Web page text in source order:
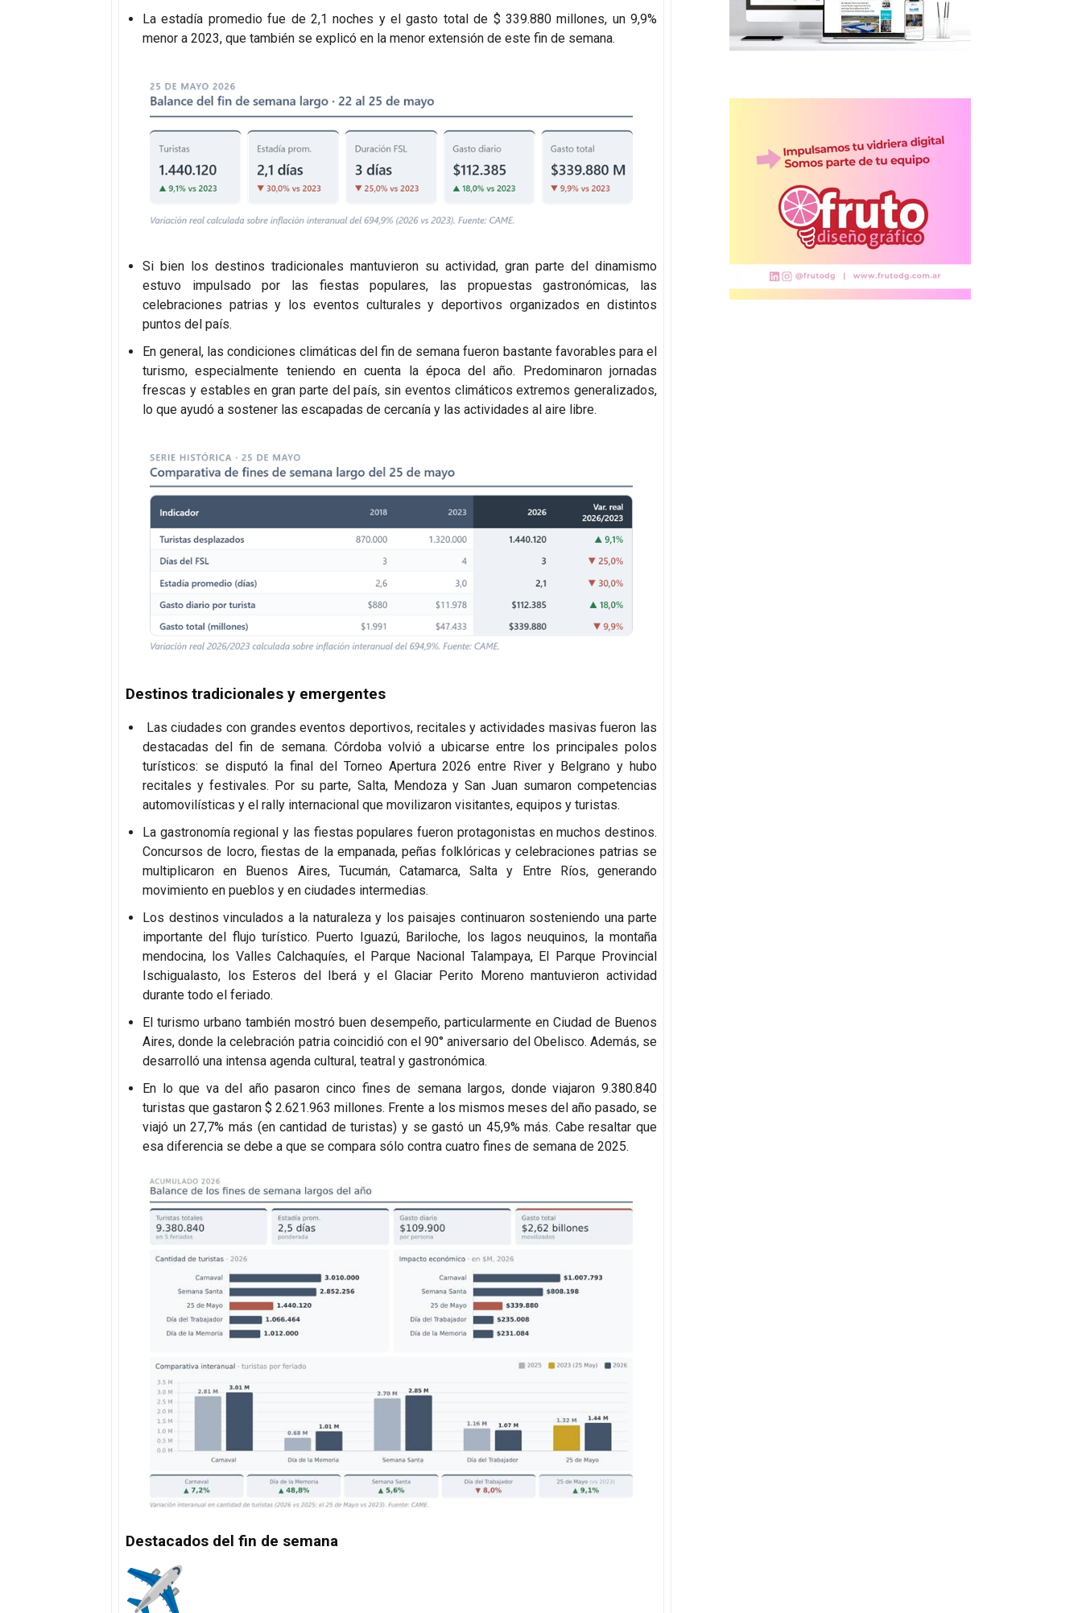
La estadía promedio fue de 2,1 noches y el gasto total de $ 339.880 millones, un 9,9%
menor a 2023, que también se explicó en la menor extensión de este fin de semana.
Si bien los destinos tradicionales mantuvieron su actividad, gran parte del dinamismo
estuvo impulsado por las fiestas populares, las propuestas gastronómicas, las
celebraciones patrias y los eventos culturales y deportivos organizados en distintos
puntos del país.
En general, las condiciones climáticas del fin de semana fueron bastante favorables para el
turismo, especialmente teniendo en cuenta la época del año. Predominaron jornadas
frescas y estables en gran parte del país, sin eventos climáticos extremos generalizados,
lo que ayudó a sostener las escapadas de cercanía y las actividades al aire libre.
Destinos tradicionales y emergentes
Las ciudades con grandes eventos deportivos, recitales y actividades masivas fueron las
destacadas del fin de semana. Córdoba volvió a ubicarse entre los principales polos
turísticos: se disputó la final del Torneo Apertura 2026 entre River y Belgrano y hubo
recitales y festivales. Por su parte, Salta, Mendoza y San Juan sumaron competencias
automovilísticas y el rally internacional que movilizaron visitantes, equipos y turistas.
La gastronomía regional y las fiestas populares fueron protagonistas en muchos destinos.
Concursos de locro, fiestas de la empanada, peñas folklóricas y celebraciones patrias se
multiplicaron en Buenos Aires, Tucumán, Catamarca, Salta y Entre Ríos, generando
movimiento en pueblos y en ciudades intermedias.
Los destinos vinculados a la naturaleza y los paisajes continuaron sosteniendo una parte
importante del flujo turístico. Puerto Iguazú, Bariloche, los lagos neuquinos, la montaña
mendocina, los Valles Calchaquíes, el Parque Nacional Talampaya, El Parque Provincial
Ischigualasto, los Esteros del Iberá y el Glaciar Perito Moreno mantuvieron actividad
durante todo el feriado.
El turismo urbano también mostró buen desempeño, particularmente en Ciudad de Buenos
Aires, donde la celebración patria coincidió con el 90° aniversario del Obelisco. Además, se
desarrolló una intensa agenda cultural, teatral y gastronómica.
En lo que va del año pasaron cinco fines de semana largos, donde viajaron 9.380.840
turistas que gastaron $ 2.621.963 millones. Frente a los mismos meses del año pasado, se
viajó un 27,7% más (en cantidad de turistas) y se gastó un 45,9% más. Cabe resaltar que
esa diferencia se debe a que se compara sólo contra cuatro fines de semana de 2025.
Destacados del fin de semana